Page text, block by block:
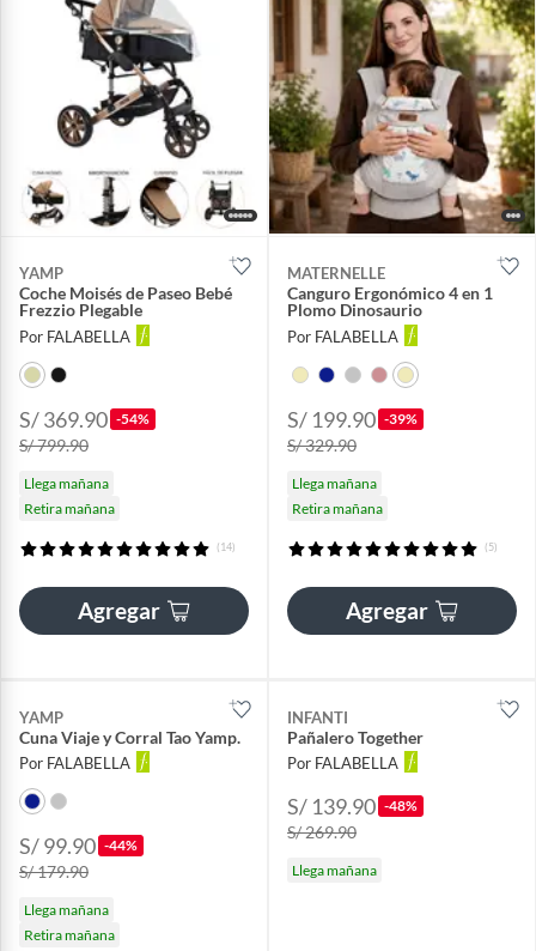
YAMP
Coche Moisés de Paseo Bebé
Frezzio Plegable
Por FALABELLA
S/ 369.90 -54%
S/ 799.90
Llega mañana
Retira mañana
(14)
Agregar
MATERNELLE
Canguro Ergonómico 4 en 1
Plomo Dinosaurio
Por FALABELLA
S/ 199.90 -39%
S/ 329.90
Llega mañana
Retira mañana
(5)
Agregar
YAMP
Cuna Viaje y Corral Tao Yamp.
Por FALABELLA
S/ 99.90 -44%
S/ 179.90
Llega mañana
Retira mañana
INFANTI
Pañalero Together
Por FALABELLA
S/ 139.90 -48%
S/ 269.90
Llega mañana